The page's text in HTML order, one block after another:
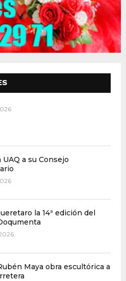
UAQ a su Consejo
la 14ª edición del
Maya obra escultórica a